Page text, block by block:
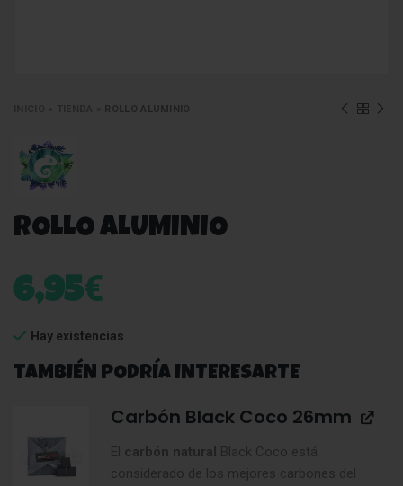
ROLLO ALUMINIO
ROLLO ALUMINIO
6,95€
Hay existencias
TAMBIÉN PODRÍA INTERESARTE
Carbón Black Coco 26mm
El carbón natural Black Coco está
considerado de los mejores carbones del